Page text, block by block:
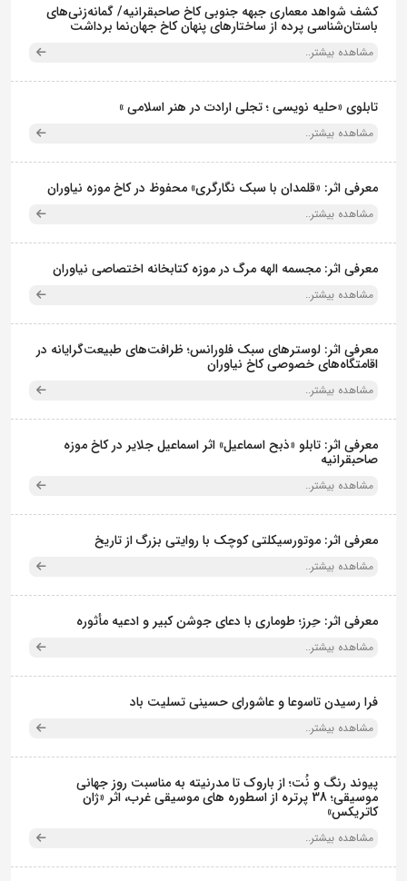
کشف شواهد معماری جبهه جنوبی کاخ صاحبقرانیه/ گمانه‌زنی‌های
باستان‌شناسی پرده از ساختارهای پنهان کاخ جهان‌نما برداشت
مشاهده بیشتر..
تابلوی «حلیه نویسی ؛ تجلی ارادت در هنر اسلامی »
مشاهده بیشتر..
معرفی اثر: «قلمدان با سبک نگارگری» محفوظ در کاخ موزه نیاوران
مشاهده بیشتر..
معرفی اثر: مجسمه الهه مرگ در موزه کتابخانه اختصاصی نیاوران
مشاهده بیشتر..
معرفی اثر: لوسترهای سبک فلورانس؛ ظرافت‌های طبیعت‌گرایانه در
اقامتگاه‌های خصوصی کاخ نیاوران
مشاهده بیشتر..
معرفی اثر: تابلو «ذبح اسماعیل» اثر اسماعیل جلایر در کاخ موزه
صاحبقرانیه
مشاهده بیشتر..
معرفی اثر: موتورسیکلتی کوچک با روایتی بزرگ از تاریخ
مشاهده بیشتر..
معرفی اثر: حِرز؛ طوماری با دعای جوشن کبیر و ادعیه مأثوره
مشاهده بیشتر..
فرا رسیدن تاسوعا و عاشورای حسینی تسلیت باد
مشاهده بیشتر..
پیوند رنگ و نُت؛ از باروک تا مدرنیته به مناسبت روز جهانی
موسیقی؛ 38 پرتره از اسطوره های موسیقی غرب، اثر «ژان
کاتریکس»
مشاهده بیشتر..